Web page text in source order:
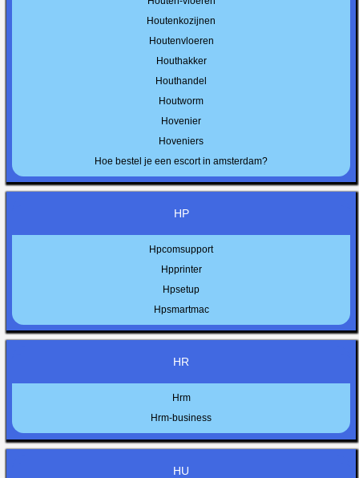
Houtenkozijnen
Houtenvloeren
Houthakker
Houthandel
Houtworm
Hovenier
Hoveniers
Hoe bestel je een escort in amsterdam?
HP
Hpcomsupport
Hpprinter
Hpsetup
Hpsmartmac
HR
Hrm
Hrm-business
HU